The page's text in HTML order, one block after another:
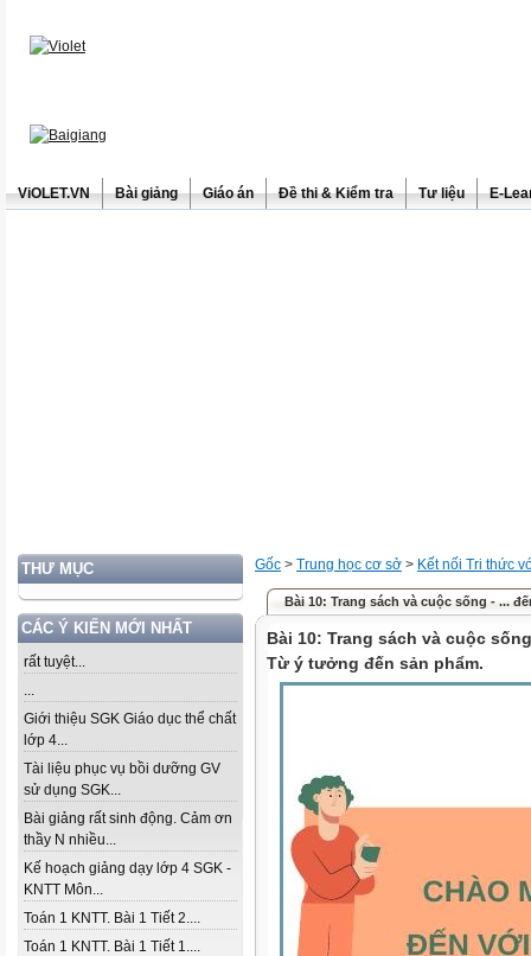
ViOLET.VN Bài giảng Giáo án Đề thi & Kiểm tra Tư liệu E-
THƯ MỤC
CÁC Ý KIẾN MỚI NHẤT
rất tuyệt...
...
Giới thiệu SGK Giáo dục thể chất
lớp 4...
Tài liệu phục vụ bồi dưỡng GV
sử dụng SGK...
Bài giảng rất sinh động. Cảm ơn
thầy N nhiều...
Kế hoạch giảng dạy lớp 4 SGK -
KNTT Môn...
Toán 1 KNTT. Bài 1 Tiết 2....
Toán 1 KNTT. Bài 1 Tiết 1....
Gốc > Trung học cơ sở > Kết nối Tri thức
Bài 10: Trang sách và cuộc sống - ...
Bài 10: Trang sách và cuộc
Từ ý tưởng đến sản phẩm.